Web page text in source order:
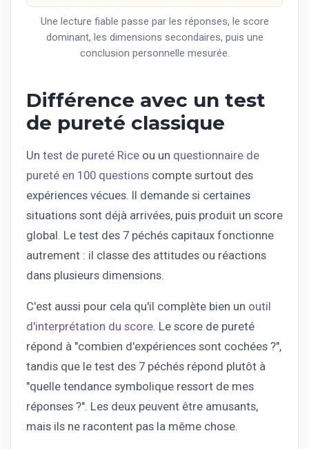
Une lecture fiable passe par les réponses, le score
dominant, les dimensions secondaires, puis une
conclusion personnelle mesurée.
Différence avec un test
de pureté classique
Un test de pureté Riceou un questionnaire de
pureté en 100 questionscompte surtout des
expériences vécues. Il demande si certaines
situations sont déjà arrivées, puis produit un score
global. Le test des 7 péchés capitaux fonctionne
autrement : il classe des attitudes ou réactions
dans plusieurs dimensions.
C'est aussi pour cela qu'il complète bien un outil
d'interprétation du score. Le score de pureté
répond à "combien d'expériences sont cochées ?",
tandis que le test des 7 péchés répond plutôt à
"quelle tendance symbolique ressort de mes
réponses ?". Les deux peuvent être amusants,
mais ils ne racontent pas la même chose.